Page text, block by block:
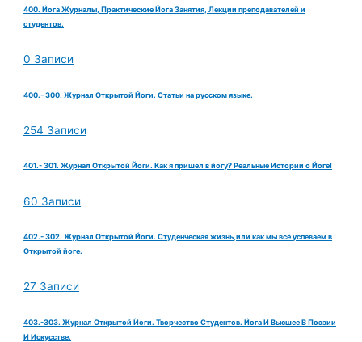
400. Йога Журналы, Практические Йога Занятия, Лекции преподавателей и
студентов.
0 Записи
400.- 300. Журнал Открытой Йоги. Статьи на русском языке.
254 Записи
401.- 301. Журнал Открытой Йоги. Как я пришел в йогу? Реальные Истории о Йоге!
60 Записи
402.- 302. Журнал Открытой Йоги. Студенческая жизнь,или как мы всё успеваем в
Открытой йоге.
27 Записи
403.-303. Журнал Открытой Йоги. Творчество Студентов. Йога И Высшее В Поэзии
И Искусстве.